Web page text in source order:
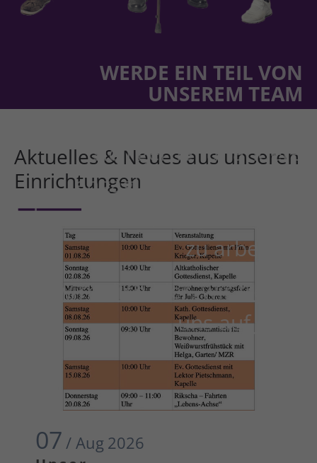
WERDE EIN TEIL VON
UNSEREM TEAM
sich gerne für andere
engagieren und Freude
daran haben, mit Menschen
zu arbeiten.
Bewirb dich hier, wir freuen
uns auf dich.
Aktuelles & Neues aus unseren
Einrichtungen
07 / Aug 2026